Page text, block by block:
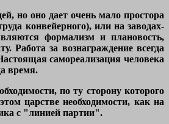
но оно дает очень мало простора
конвейерного), или на заводах-
формализм и плановость,
Работа за вознаграждение всегда
самореализация человека
время.
по ту сторону которого
царстве необходимости, как на
с "линией партии".